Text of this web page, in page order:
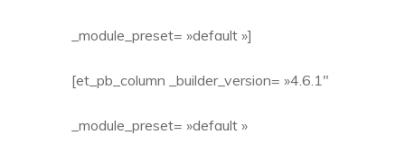
_module_preset= »default »]
[et_pb_column _builder_version= »4.6.1″
_module_preset= »default »